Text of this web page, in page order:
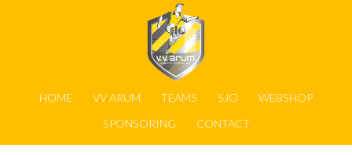
HOME VV ARUM TEAMS SJO
WEBSHOP
SPONSORING
CONTACT